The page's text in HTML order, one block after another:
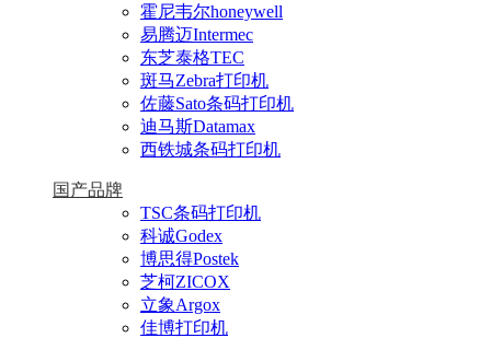
霍尼韦尔honeywell
易腾迈Intermec
东芝泰格TEC
斑马Zebra打印机
佐藤Sato条码打印机
迪马斯Datamax
西铁城条码打印机
国产品牌
TSC条码打印机
科诚Godex
博思得Postek
芝柯ZICOX
立象Argox
佳博打印机